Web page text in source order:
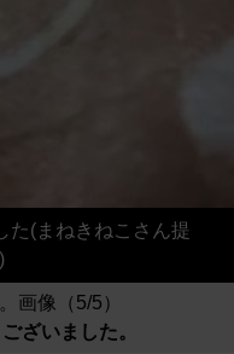
た(まねきねこさん提
画像（5/5）
ざいました。